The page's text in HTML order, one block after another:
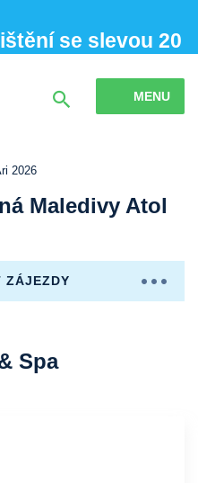
se slevou 20
MENU
2026
Maledivy Atol
ZÁJEZDY
Spa